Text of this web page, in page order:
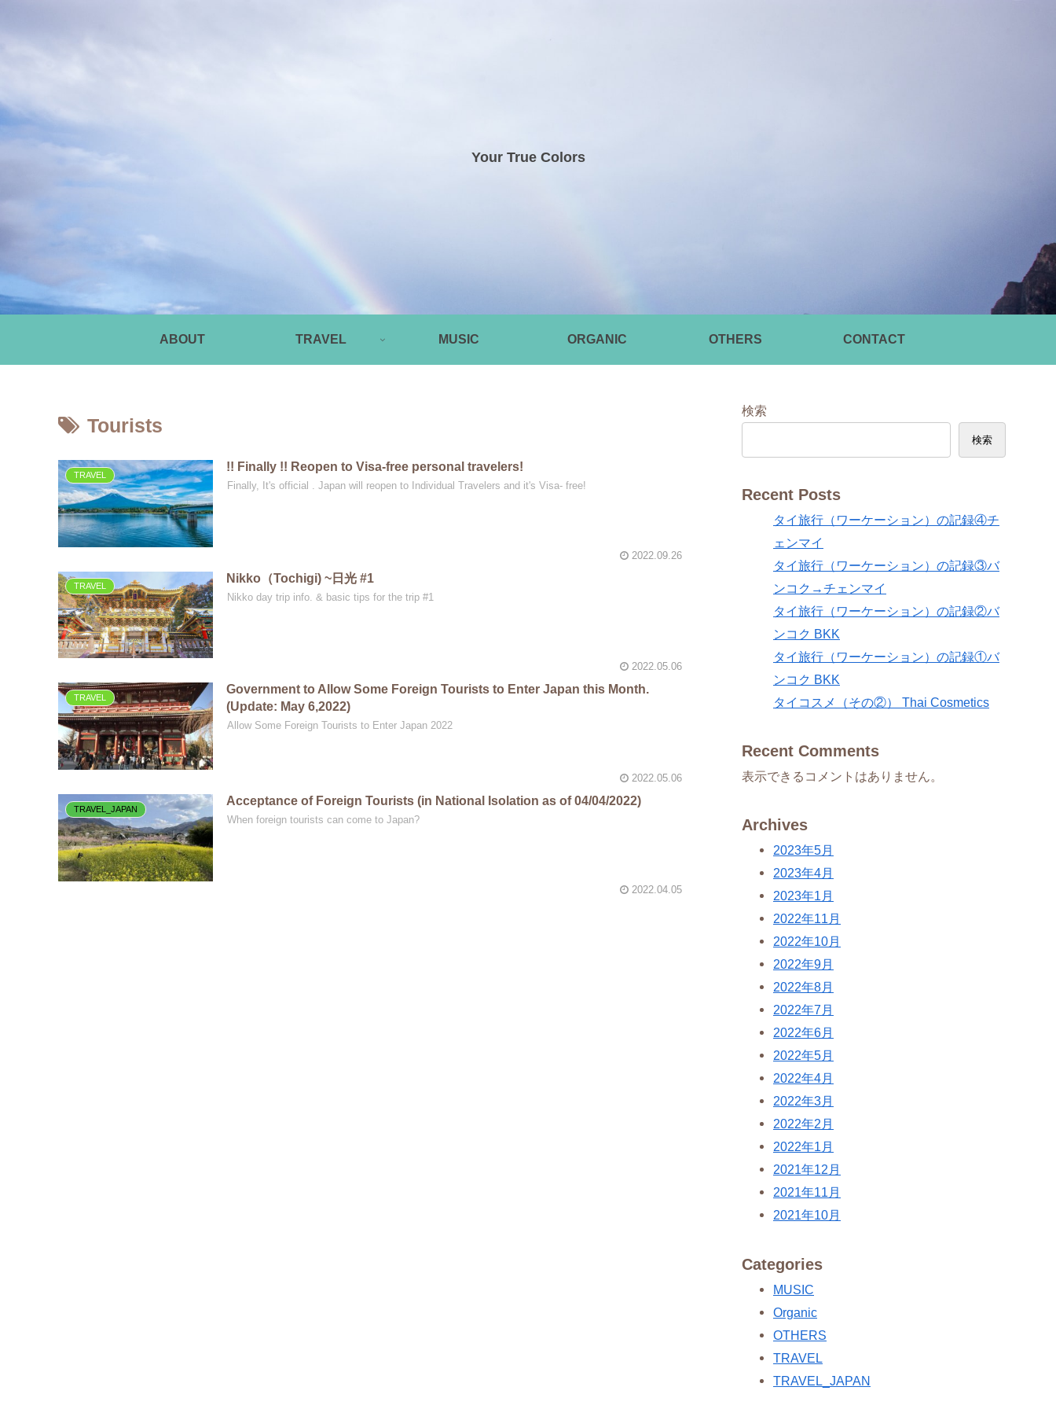
Your True Colors
ABOUT TRAVEL MUSIC ORGANIC OTHERS CONTACT
Tourists
TRAVEL
!! Finally !! Reopen to Visa-free personal travelers!
Finally, It's official . Japan will reopen to Individual Travelers and it's Visa- free!
2022.09.26
TRAVEL
Nikko（Tochigi) ~日光 #1
Nikko day trip info. & basic tips for the trip #1
2022.05.06
TRAVEL
Government to Allow Some Foreign Tourists to Enter Japan this Month.
(Update: May 6,2022)
Allow Some Foreign Tourists to Enter Japan 2022
2022.05.06
TRAVEL_JAPAN
Acceptance of Foreign Tourists (in National Isolation as of 04/04/2022)
When foreign tourists can come to Japan?
2022.04.05
検索
検索
Recent Posts
タイ旅行（ワーケーション）の記録④チ
ェンマイ
タイ旅行（ワーケーション）の記録③バ
ンコク→チェンマイ
タイ旅行（ワーケーション）の記録②バ
ンコク BKK
タイ旅行（ワーケーション）の記録①バ
ンコク BKK
タイコスメ（その②） Thai Cosmetics
Recent Comments
表示できるコメントはありません。
Archives
2023年5月
2023年4月
2023年1月
2022年11月
2022年10月
2022年9月
2022年8月
2022年7月
2022年6月
2022年5月
2022年4月
2022年3月
2022年2月
2022年1月
2021年12月
2021年11月
2021年10月
Categories
MUSIC
Organic
OTHERS
TRAVEL
TRAVEL_JAPAN